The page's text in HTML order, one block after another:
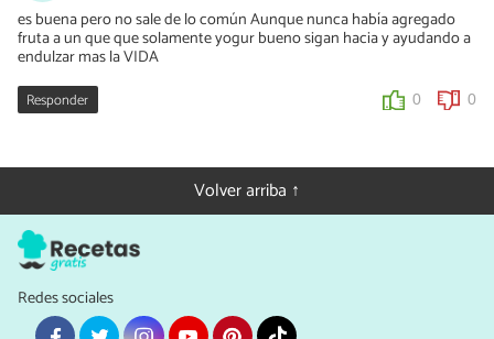
es buena pero no sale de lo común Aunque nunca había agregado
fruta a un que que solamente yogur bueno sigan hacia y ayudando a
endulzar mas la VIDA
Responder 0 0
Volver arriba ↑
Redes sociales